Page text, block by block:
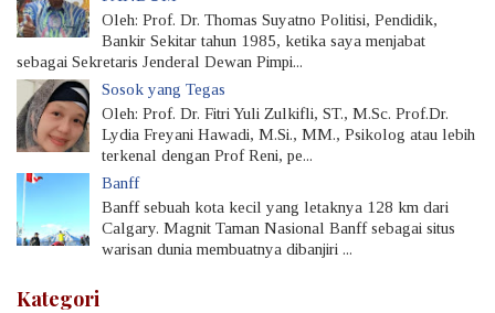
Oleh: Prof. Dr. Thomas Suyatno Politisi, Pendidik,
Bankir Sekitar tahun 1985, ketika saya menjabat
sebagai Sekretaris Jenderal Dewan Pimpi...
Sosok yang Tegas
Oleh: Prof. Dr. Fitri Yuli Zulkifli, ST., M.Sc. Prof.Dr.
Lydia Freyani Hawadi, M.Si., MM., Psikolog atau lebih
terkenal dengan Prof Reni, pe...
Banff
Banff sebuah kota kecil yang letaknya 128 km dari
Calgary. Magnit Taman Nasional Banff sebagai situs
warisan dunia membuatnya dibanjiri ...
Kategori